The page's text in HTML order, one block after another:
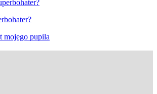
mojego pupila